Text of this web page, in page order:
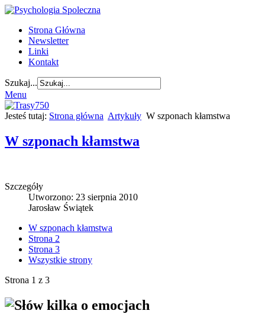
Strona Główna
Newsletter
Linki
Kontakt
Szukaj...
Menu
Jesteś tutaj: Strona główna Artykuły W szponach kłamstwa
W szponach kłamstwa
Szczegóły
Utworzono: 23 sierpnia 2010
Jarosław Świątek
W szponach kłamstwa
Strona 2
Strona 3
Wszystkie strony
Strona 1 z 3
Słów kilka o emocjach